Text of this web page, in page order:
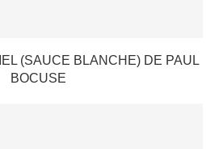
(SAUCE BLANCHE) DE PAUL
BOCUSE